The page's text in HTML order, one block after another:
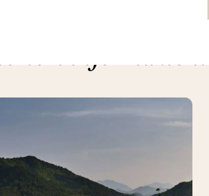
informazioni